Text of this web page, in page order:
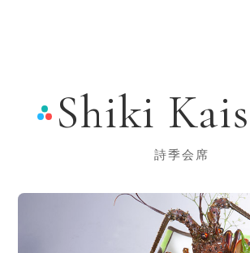
Shiki
詩季会席